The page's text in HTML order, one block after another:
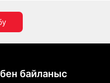
байланыс